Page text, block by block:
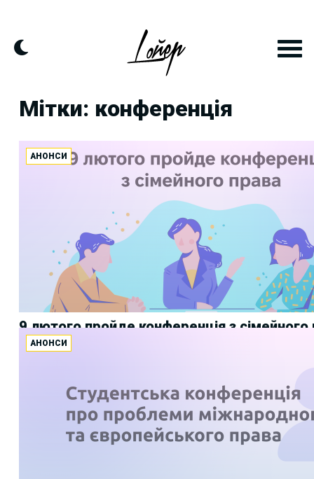
content
Мітки: конференція
АНОНСИ
9 лютого пройде конференція з сімейного
АНОНСИ